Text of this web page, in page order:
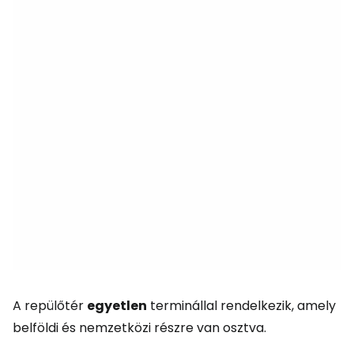
A repülőtér egyetlen terminállal rendelkezik, amely
belföldi és nemzetközi részre van osztva.